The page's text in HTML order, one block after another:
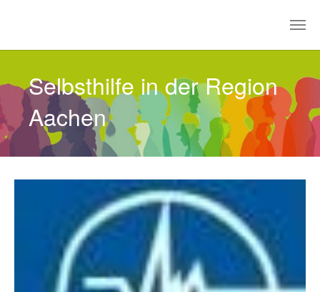
Selbsthilfe in der Region
Aachen